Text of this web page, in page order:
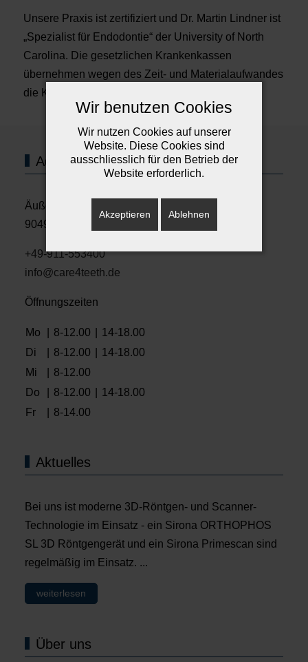
Unsere Praxis ist zertifiziert und Dr. Martin Lindner ist
„Spezialist für Endodontie“ der University of North
Carolina. Die gesetzlichen Krankenkassen
übernehmen wegen des Zeit- und Materialaufwandes
die Kosten hierfür nur in einfachen Fällen.
Adresse und Sprechzeiten
Äußere Sulzbacher Strasse 124
90491 Nürnberg
+49-911-553400
info@care4teeth.de
Öffnungszeiten
Mo 8-12.00
14-18.00
Di
8-12.00
14-18.00
Mi
8-12.00
Do
8-12.00
14-18.00
Fr
8-14.00
Aktuelles
Bei uns ist moderne 3D-Röntgen- und Scanner-
Technologie im Einsatz - ein Sirona ORTHOPHOS
SL 3D Röntgengerät und ein Sirona Primescan sind
regelmäßig im Einsatz. ...
weiterlesen
Über uns
Wir benutzen Cookies
Wir nutzen Cookies auf unserer
Website. Diese Cookies sind
ausschliesslich für den Betrieb der
Website erforderlich.
Akzeptieren Ablehnen